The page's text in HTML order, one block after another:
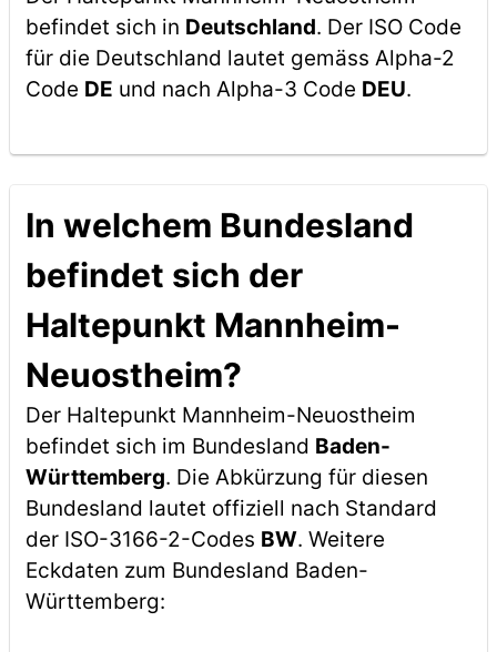
befindet sich in Deutschland. Der ISO Code
für die Deutschland lautet gemäss Alpha-2
Code DE und nach Alpha-3 Code DEU.
In welchem Bundesland
befindet sich der
Haltepunkt Mannheim-
Neuostheim?
Der Haltepunkt Mannheim-Neuostheim
befindet sich im Bundesland Baden-
Württemberg. Die Abkürzung für diesen
Bundesland lautet offiziell nach Standard
der ISO-3166-2-Codes BW. Weitere
Eckdaten zum Bundesland Baden-
Württemberg: